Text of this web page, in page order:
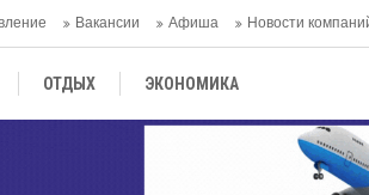
Вакансии Афиша Новости
ОТДЫХ ЭКОНОМИКА